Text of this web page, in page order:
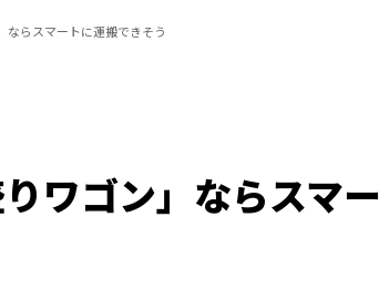
らスマートに運搬できそう
ワゴン」ならスマー